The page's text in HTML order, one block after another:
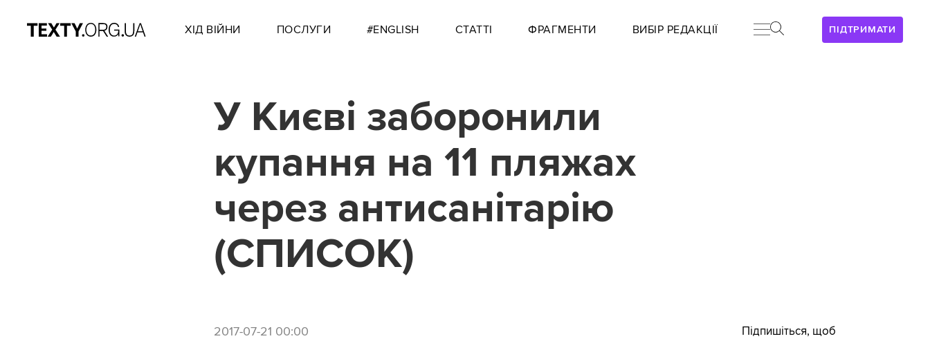
ПІДТРИМАТИ
ХІД ВІЙНИ ПОСЛУГИ #ENGLISH СТАТТІ ФРАГМЕНТИ ВИБІР РЕДАКЦІЇ
У Києві заборонили
купання на 11 пляжах
через антисанітарію
(СПИСОК)
2017-07-21 00:00
Підпишіться, щоб